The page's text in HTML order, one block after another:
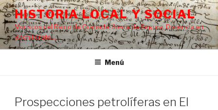
Saltar
al
contenido
HISTORIA LOCAL Y SOCIAL
Moriscos del Reino de Granada, Sierra de Segura, Docencia en
Bachillerato…
Menú
Prospecciones petrolíferas en El